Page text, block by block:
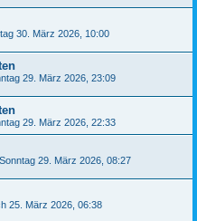
30. März 2026, 10:00
29. März 2026, 23:09
29. März 2026, 22:33
Sonntag 29. März 2026, 08:27
25. März 2026, 06:38